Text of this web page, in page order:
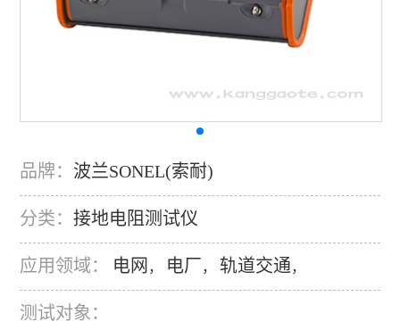
品牌： 波兰SONEL(索耐)
分类：接地电阻测试仪
应用领域： 电网 ， 电厂， 轨道交通，
测试对象：